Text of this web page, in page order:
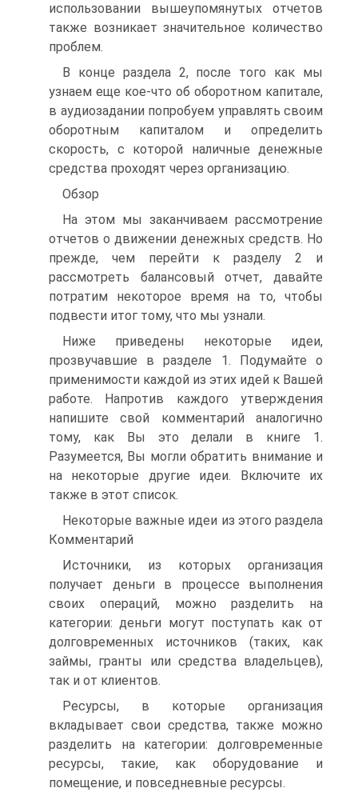
использовании вышеупомянутых отчетов
также возникает значительное количество
проблем.
В конце раздела 2, после того как мы
узнаем еще кое-что об оборотном капитале,
в аудиозадании попробуем управлять своим
оборотным капиталом и определить
скорость, с которой наличные денежные
средства проходят через организацию.
Обзор
На этом мы заканчиваем рассмотрение
отчетов о движении денежных средств. Но
прежде, чем перейти к разделу 2 и
рассмотреть балансовый отчет, давайте
потратим некоторое время на то, чтобы
подвести итог тому, что мы узнали.
Ниже приведены некоторые идеи,
прозвучавшие в разделе 1. Подумайте о
применимости каждой из этих идей к Вашей
работе. Напротив каждого утверждения
напишите свой комментарий аналогично
тому, как Вы это делали в книге 1.
Разумеется, Вы могли обратить внимание и
на некоторые другие идеи. Включите их
также в этот список.
Некоторые важные идеи из этого раздела
Комментарий
Источники, из которых организация
получает деньги в процессе выполнения
своих операций, можно разделить на
категории: деньги могут поступать как от
долговременных источников (таких, как
займы, гранты или средства владельцев),
так и от клиентов.
Ресурсы, в которые организация
вкладывает свои средства, также можно
разделить на категории: долговременные
ресурсы, такие, как оборудование и
помещение, и повседневные ресурсы.